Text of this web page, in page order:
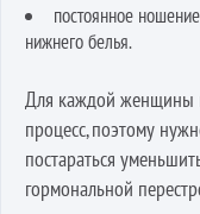
постоянное
нижнего белья.
Для каждой женщины
процесс, поэтому
постараться
гормональной